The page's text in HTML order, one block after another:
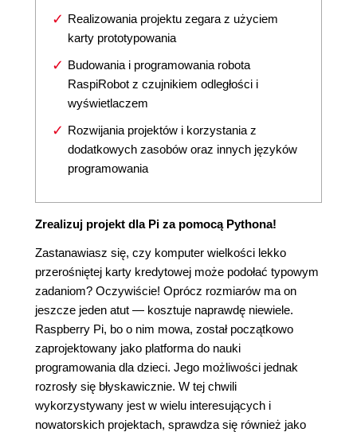
Realizowania projektu zegara z użyciem
karty prototypowania
Budowania i programowania robota
RaspiRobot z czujnikiem odległości i
wyświetlaczem
Rozwijania projektów i korzystania z
dodatkowych zasobów oraz innych języków
programowania
Zrealizuj projekt dla Pi za pomocą Pythona!
Zastanawiasz się, czy komputer wielkości lekko
przerośniętej karty kredytowej może podołać typowym
zadaniom? Oczywiście! Oprócz rozmiarów ma on
jeszcze jeden atut — kosztuje naprawdę niewiele.
Raspberry Pi, bo o nim mowa, został początkowo
zaprojektowany jako platforma do nauki
programowania dla dzieci. Jego możliwości jednak
rozrosły się błyskawicznie. W tej chwili
wykorzystywany jest w wielu interesujących i
nowatorskich projektach, sprawdza się również jako